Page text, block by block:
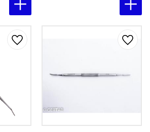
Lägg till i favoriter Lägg